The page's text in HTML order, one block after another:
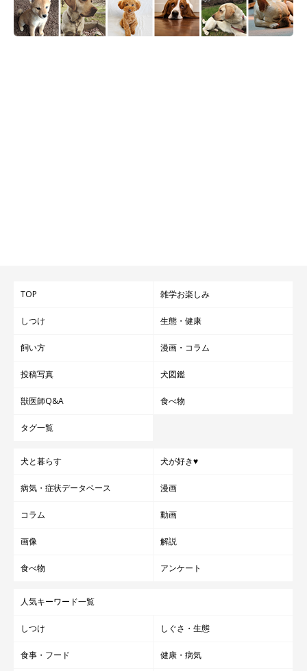
TOP 雑学お楽しみ
しつけ 生態・健康
飼い方 漫画・コラム
投稿写真 犬図鑑
獣医師Q&A 食べ物
タグ一覧
犬と暮らす 犬が好き♥
病気・症状データベース 漫画
コラム 動画
画像 解説
食べ物 アンケート
人気キーワード一覧
しつけ しぐさ・生態
食事・フード 健康・病気